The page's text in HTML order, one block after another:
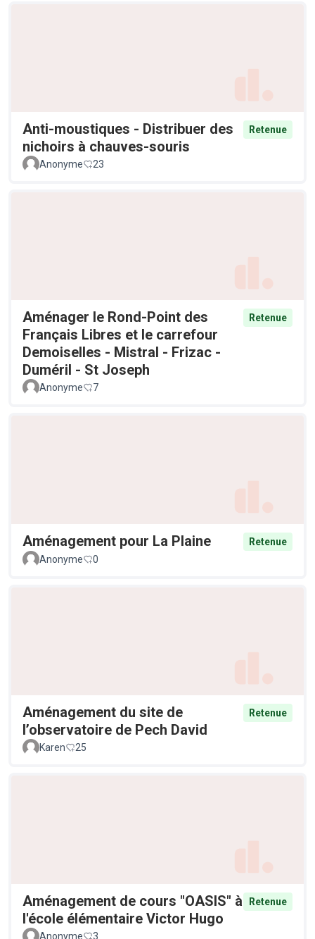
Anti-moustiques - Distribuer des
nichoirs à chauves-souris
Retenue
Anonyme 23
Aménager le Rond-Point des
Français Libres et le carrefour
Demoiselles - Mistral - Frizac -
Duméril - St Joseph
Retenue
Anonyme 7
Aménagement pour La Plaine
Retenue
Anonyme
0
Aménagement du site de
l’observatoire de Pech David
Retenue
Karen 25
Aménagement de cours "OASIS" à
l'école élémentaire Victor Hugo
Retenue
Anonyme 3